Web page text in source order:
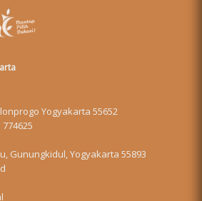
Yogyakarta 55652
774625
Gunungkidul, Yogyakarta 55893